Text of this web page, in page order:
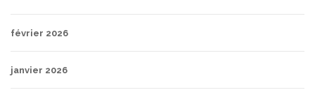
février 2026
janvier 2026